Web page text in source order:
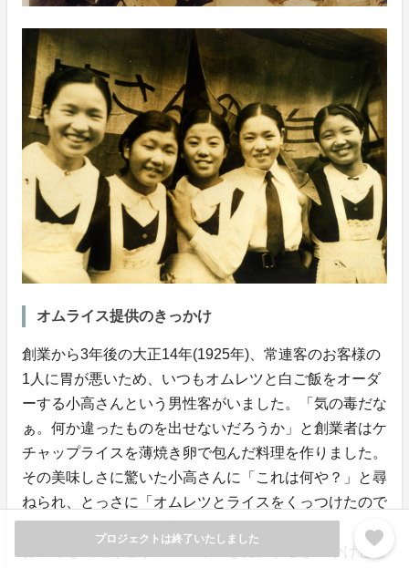
プロジェクトは終了いたしました favorite
オムライス提供のきっかけ
創業から3年後の大正14年(1925年)、常連客のお客様の
1人に胃が悪いため、いつもオムレツと白ご飯をオーダ
ーする小高さんという男性客がいました。「気の毒だな
ぁ。何か違ったものを出せないだろうか」と創業者はケ
チャップライスを薄焼き卵で包んだ料理を作りました。
その美味しさに驚いた小高さんに「これは何や？」と尋
ねられ、とっさに「オムレツとライスをくっつけたので
お客様を気遣う心がオムライスを提供するきっかけとな